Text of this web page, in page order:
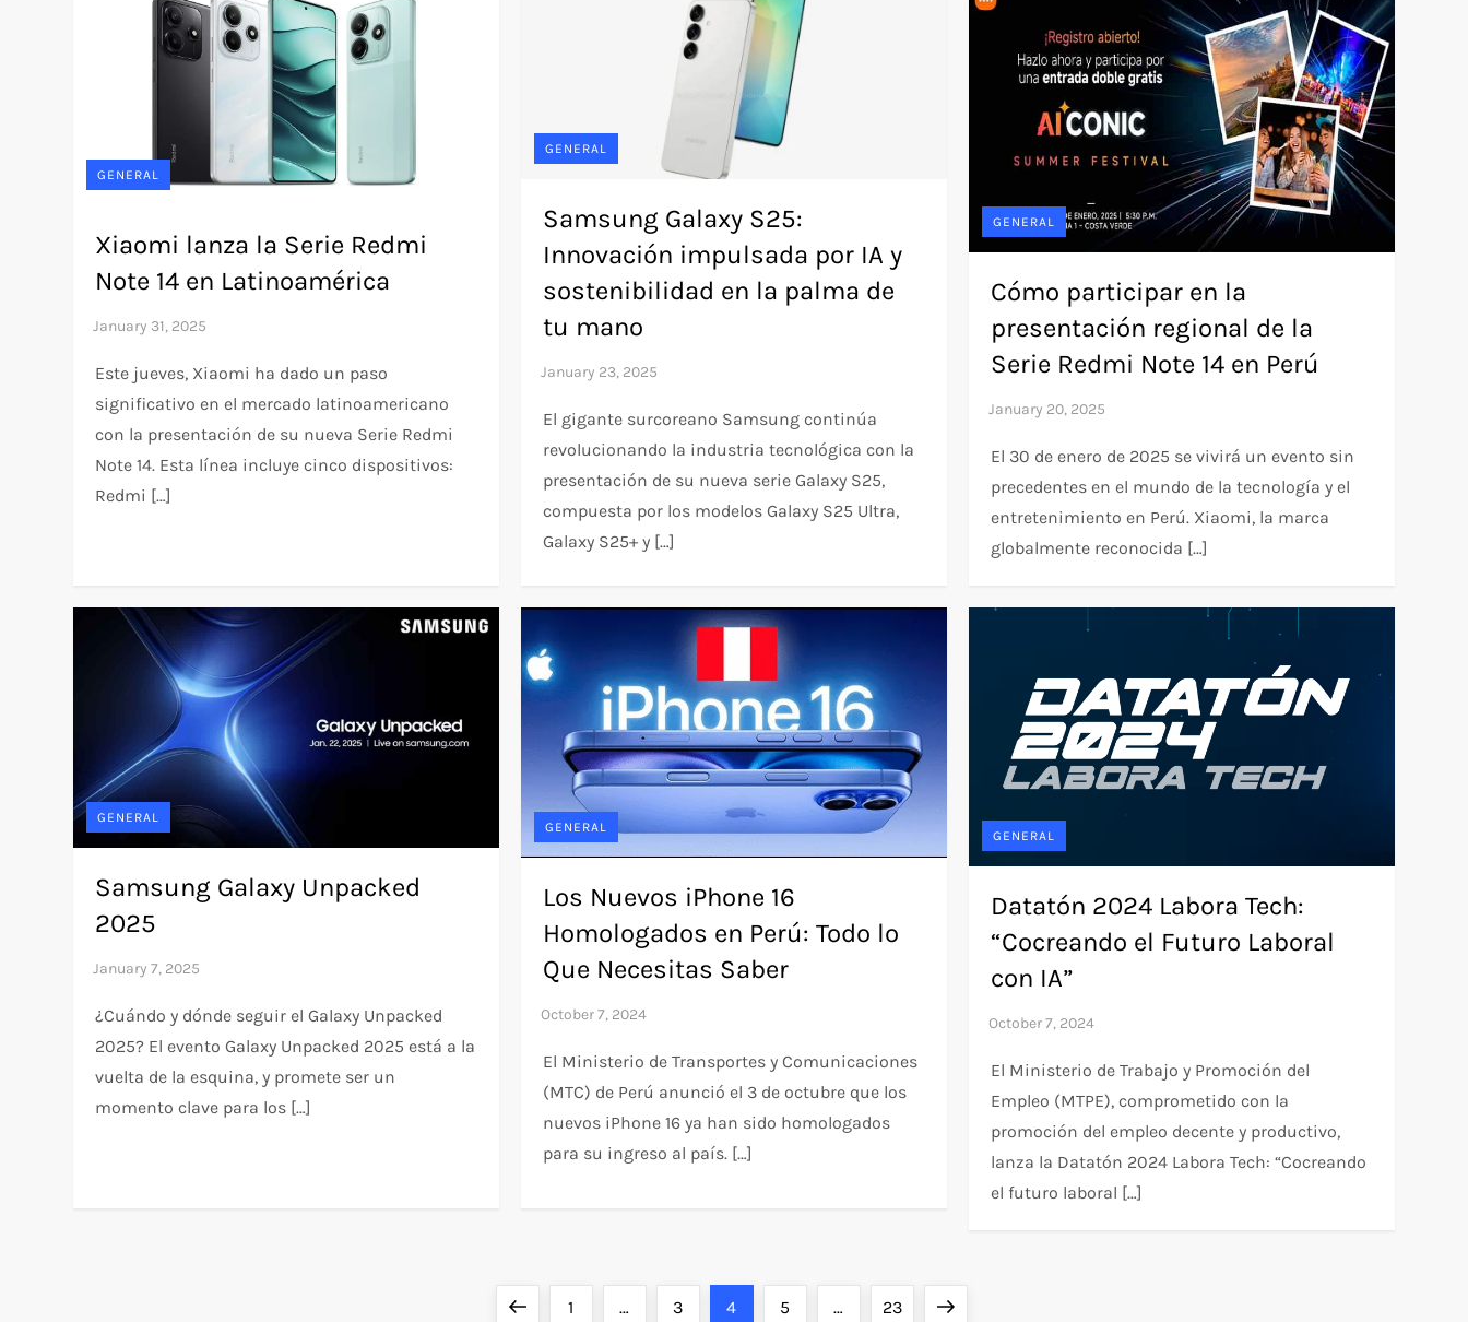
GENERAL
Xiaomi lanza la Serie Redmi
Note 14 en Latinoamérica
Este jueves, Xiaomi ha dado un paso
significativo en el mercado latinoamericano
con la presentación de su nueva Serie Redmi
Note 14. Esta línea incluye cinco dispositivos:
Redmi […]
GENERAL
Samsung Galaxy S25:
Innovación impulsada por IA y
sostenibilidad en la palma de
tu mano
El gigante surcoreano Samsung continúa
revolucionando la industria tecnológica con la
presentación de su nueva serie Galaxy S25,
compuesta por los modelos Galaxy S25 Ultra,
Galaxy S25+ y […]
GENERAL
Cómo participar en la
presentación regional de la
Serie Redmi Note 14 en Perú
El 30 de enero de 2025 se vivirá un evento sin
precedentes en el mundo de la tecnología y el
entretenimiento en Perú. Xiaomi, la marca
globalmente reconocida […]
GENERAL
Samsung Galaxy Unpacked
2025
¿Cuándo y dónde seguir el Galaxy Unpacked
2025? El evento Galaxy Unpacked 2025 está a la
vuelta de la esquina, y promete ser un
momento clave para los […]
GENERAL
Los Nuevos iPhone 16
Homologados en Perú: Todo lo
Que Necesitas Saber
El Ministerio de Transportes y Comunicaciones
(MTC) de Perú anunció el 3 de octubre que los
nuevos iPhone 16 ya han sido homologados
para su ingreso al país. […]
GENERAL
Datatón 2024 Labora Tech:
“Cocreando el Futuro Laboral
con IA”
El Ministerio de Trabajo y Promoción del
Empleo (MTPE), comprometido con la
promoción del empleo decente y productivo,
lanza la Datatón 2024 Labora Tech: “Cocreando
el futuro laboral […]
PreviousPage
1 … Page
3 Page
4 Page
5 … Page
23 Next